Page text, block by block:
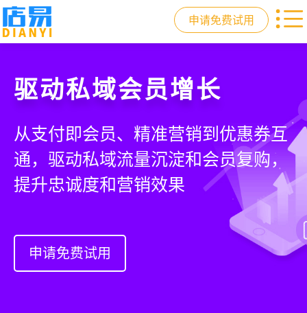
申请免费试用
门店收银，就用店易
智慧收银+商品库存+会员增长+小程序
商城，一套系统解决开店管店及业绩
增长难题
申请免费试用
重塑门店运营体验
从极速收银、全渠道库存同步到订单
统一处理，重构门店运营流程，实现
降本增效与业绩突破
申请免费试用
驱动私域会员增长
从支付即会员、精准营销到优惠券互
通，驱动私域流量沉淀和会员复购，
提升忠诚度和营销效果
申请免费试用
快速拓展生意边界
借助小程序商城、线上引流到线下售
后，打通全域销售渠道，拓展生意边
界，提升顾客体验
申请免费试用